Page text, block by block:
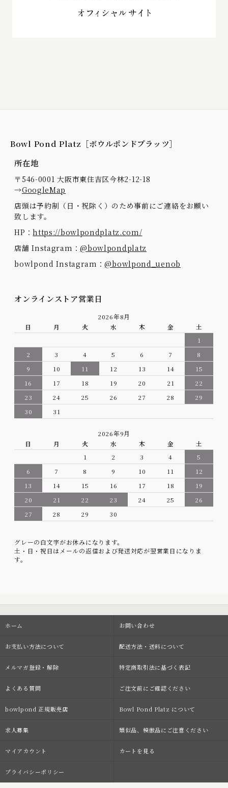
Bowl Pond Platz［ボウルポンドプラッツ］
所在地
〒546-0001 大阪市東住吉区今林2-12-18
→GoogleMap
店頭は予約制（日・祝除く）のため事前にご連絡をお願い
致します。
HP：https://bowlpondplatz.com/
店舗 Instagram：@bowlpondplatz
bowlpond Instagram：@bowlpond_uenob
オンラインストア営業日
2026年8月
日
月 火 水 木 金
土
1
2
3 4 5 6 7
8
9
10 11 12 13 14
15
16
17 18 19 20 21
22
23
24 25 26 27 28
29
30
31
2026年9月
日
月 火 水 木 金
土
1
2 3 4
5
6
7 8 9 10 11
12
13
14 15 16 17 18
19
20
21 22 23 24 25
26
27
28 29 30
グレーの白文字がお休みになります。
土・日・祝日はメールの返信および発送対応が翌営業日になりま
す。
ホーム お問い合わせ
お支払い方法について 配送方法・送料について
メルマガ登録・解除 特定商取引法に基づく表記
よくある質問 ご注文前にご確認ください
bowlpond 正規販売店 Bowl Pond Platz について
求人募集 類似品、模倣品にご注意ください
マイアカウント カートを見る
プライバシーポリシー